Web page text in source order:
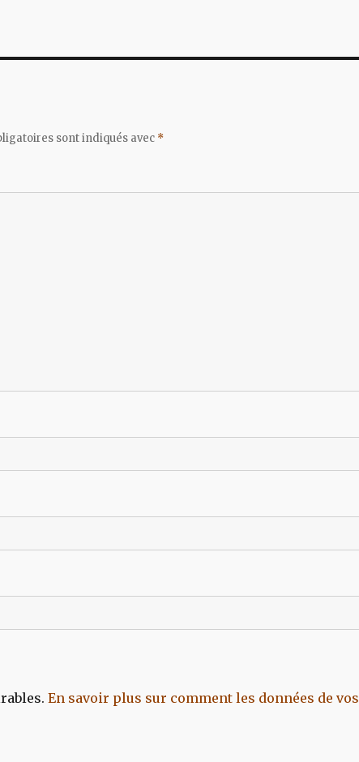
sont indiqués avec *
En savoir plus sur comment les données de vos